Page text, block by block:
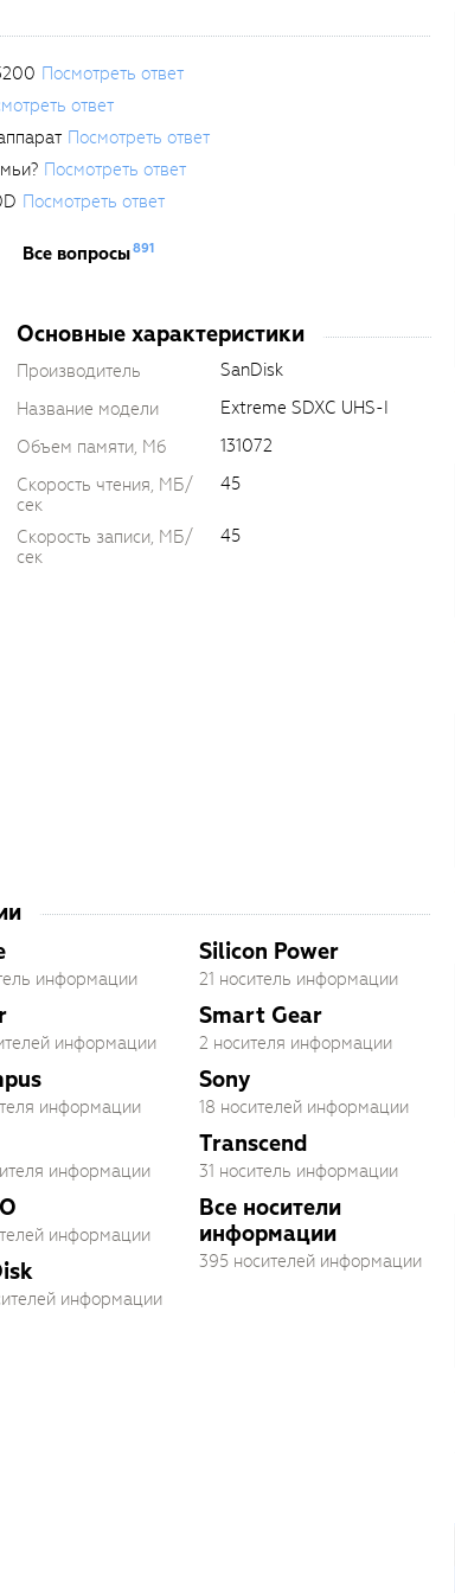
Посмотреть ответ
ответ
Посмотреть ответ
Посмотреть ответ
Посмотреть ответ
Все вопросы891
Основные характеристики
Производитель
SanDisk
Название модели
Extreme SDXC UHS-I
Объем памяти, Мб
131072
Скорость чтения, МБ/
сек
45
Скорость записи, МБ/
сек
45
информации
информации
информации
информации
информации
информации
Silicon Power
21 носитель информации
Smart Gear
2 носителя информации
Sony
18 носителей информации
Transcend
31 носитель информации
Все носители
информации
395 носителей информации